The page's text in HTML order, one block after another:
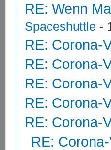
RE: Wenn
Spaceshuttle -
RE: Corona-
RE: Corona-
RE: Corona-
RE: Corona-
RE: Corona-
RE: